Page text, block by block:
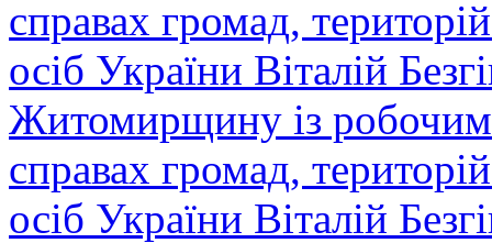
Житомирщину із робочим
справах громад,
осіб України Віталій